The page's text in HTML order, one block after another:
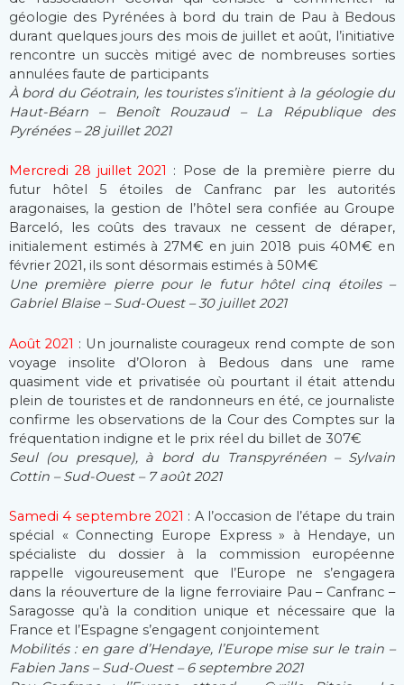
géologie des Pyrénées à bord du train de Pau à Bedous
durant quelques jours des mois de juillet et août, l’initiative
rencontre un succès mitigé avec de nombreuses sorties
annulées faute de participants
À bord du Géotrain, les touristes s’initient à la géologie du
Haut-Béarn – Benoît Rouzaud – La République des
Pyrénées – 28 juillet 2021
Mercredi 28 juillet 2021
: Pose de la première pierre du
futur hôtel 5 étoiles de Canfranc par les autorités
aragonaises, la gestion de l’hôtel sera confiée au Groupe
Barceló, les coûts des travaux ne cessent de déraper,
initialement estimés à 27M€ en juin 2018 puis 40M€ en
février 2021, ils sont désormais estimés à 50M€
Une première pierre pour le futur hôtel cinq étoiles –
Gabriel Blaise – Sud-Ouest – 30 juillet 2021
Août 2021 : Un journaliste courageux rend compte de son
voyage insolite d’Oloron à Bedous dans une rame
quasiment vide et privatisée où pourtant il était attendu
plein de touristes et de randonneurs en été, ce journaliste
confirme les observations de la Cour des Comptes sur la
fréquentation indigne et le prix réel du billet de 307€
Seul (ou presque), à bord du Transpyrénéen – Sylvain
Cottin – Sud-Ouest – 7 août 2021
Samedi 4 septembre 2021 : A l’occasion de l’étape du train
spécial « Connecting Europe Express » à Hendaye, un
spécialiste du dossier à la commission européenne
rappelle vigoureusement que l’Europe ne s’engagera
dans la réouverture de la ligne ferroviaire Pau – Canfranc –
Saragosse qu’à la condition unique et nécessaire que la
France et l’Espagne s’engagent conjointement
Mobilités : en gare d’Hendaye, l’Europe mise sur le train –
Fabien Jans – Sud-Ouest – 6 septembre 2021